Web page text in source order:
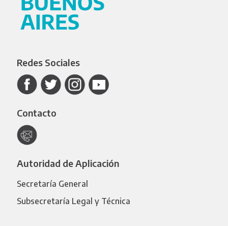
Redes Sociales
Contacto
Autoridad de Aplicación
Secretaría General
Subsecretaría Legal y Técnica